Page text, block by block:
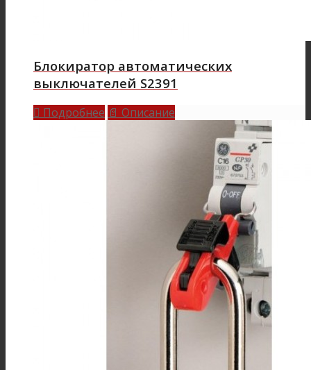
Блокиратор автоматических
выключателей S2391
 Подробнее 📄 Описание